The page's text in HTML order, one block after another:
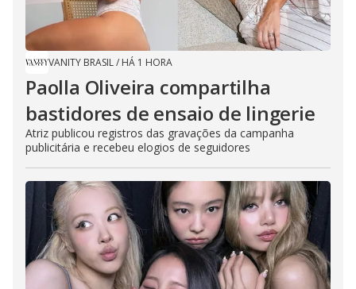
VANITY BRASIL/ HÁ 1 HORA
Paolla Oliveira compartilha
bastidores de ensaio de lingerie
Atriz publicou registros das gravações da campanha
publicitária e recebeu elogios de seguidores